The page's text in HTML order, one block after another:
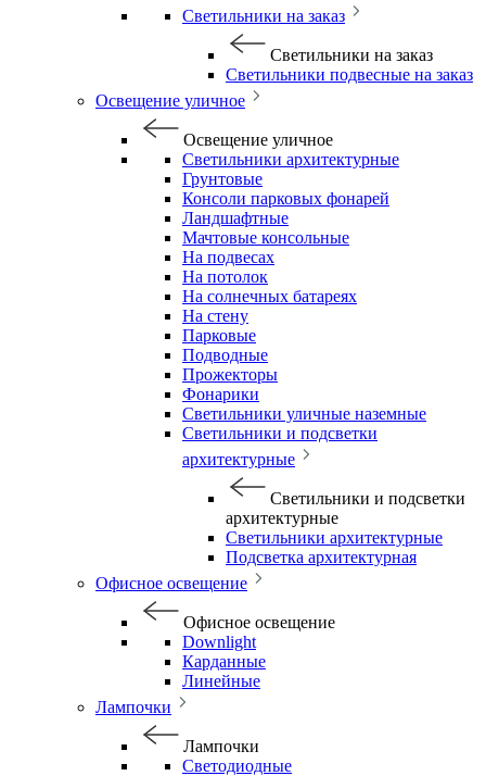
Светильники на заказ
Светильники на заказ
Светильники подвесные на заказ
Освещение уличное
Освещение уличное
Светильники архитектурные
Грунтовые
Консоли парковых фонарей
Ландшафтные
Мачтовые консольные
На подвесах
На потолок
На солнечных батареях
На стену
Парковые
Подводные
Прожекторы
Фонарики
Светильники уличные наземные
Светильники и подсветки
архитектурные
Светильники и подсветки
архитектурные
Светильники архитектурные
Подсветка архитектурная
Офисное освещение
Офисное освещение
Downlight
Карданные
Линейные
Лампочки
Лампочки
Светодиодные